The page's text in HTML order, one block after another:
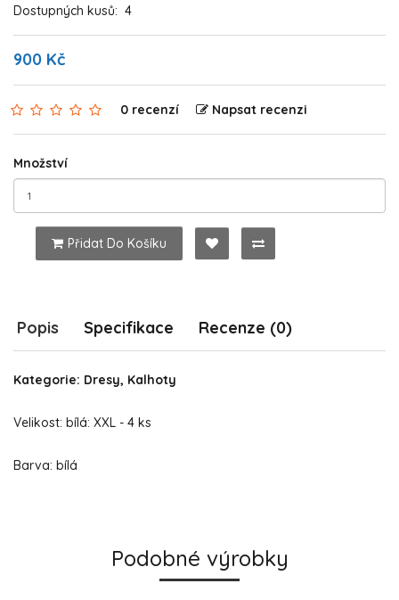
Dostupných kusů: 4
900 Kč
0 recenzí Napsat recenzi
Množství
Přidat Do Košíku
Popis Specifikace Recenze (0)
Kategorie: Dresy, Kalhoty
Velikost: bílá: XXL - 4 ks
Barva: bílá
Podobné výrobky